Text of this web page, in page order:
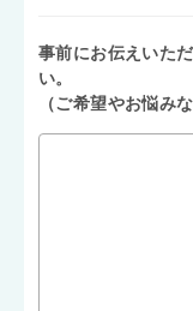
事前にお伝えいた
い。
（ご希望やお悩みな